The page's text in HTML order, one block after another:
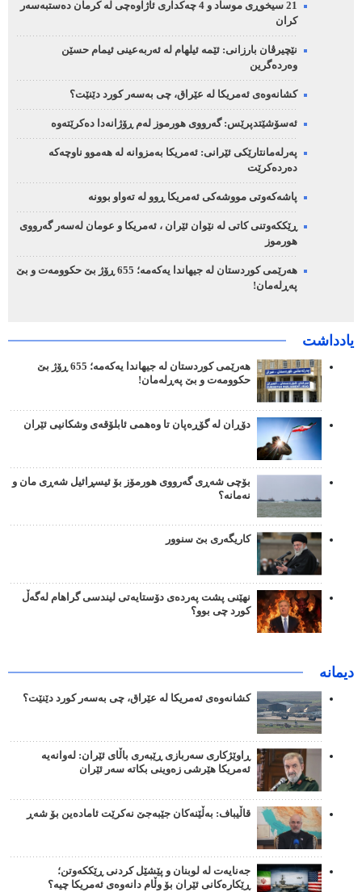
21 سیخوڕی موساد و 4 چەکداری ئاژاوەچی لە کرمان دەستبەسەر
کران
نێچیرڤان بارزانی: ئێمە ئیلهام لە ئەربەعینی ئیمام حسێن
وەردەگرین
کشانەوەی ئەمریکا لە عێراق، چی بەسەر کورد دێنێت؟
ئەسۆشێتدپرێس: گەرووی هورموز لەم ڕۆژانەدا دەکرێتەوە
پەرلەمانتارێکی ئێرانی: ئەمریکا بەمزوانە لە هەموو ناوچەکە
دەردەکرێت
پاشەکەوتی مووشەکی ئەمریکا ڕوو لە تەواو بوونە
ڕێککەوتنی کاتی لە نێوان ئێران ، ئەمریکا و عومان لەسەر گەرووی
هورموز
هەرێمی کوردستان لە جیهاندا یەکەمە؛ 655 ڕۆژ بێ حکوومەت و بێ
پەڕلەمان!
یادداشت
هەرێمی کوردستان لە جیهاندا یەکەمە؛ 655 ڕۆژ بێ
حکوومەت و بێ پەڕلەمان!
دۆڕان لە گۆڕەپان تا وەهمی ئابلۆقەی وشکانیی ئێران
بۆچی شەڕی گەرووی هورمۆز بۆ ئیسڕائیل شەڕی مان و
نەمانە؟
کاریگەری بێ سنوور
نهێنی پشت پەردەی دۆستایەتی لیندسی گراهام لەگەڵ
کورد چی بوو؟
دیمانە
کشانەوەی ئەمریکا لە عێراق، چی بەسەر کورد دێنێت؟
ڕاوێژکاری سەربازی ڕێبەری باڵای ئێران: لەوانەیە
ئەمریکا هێرشی زەوینی بکاتە سەر ئێران
قاڵیباف: بەڵێنەکان جێبەجێ نەکرێت ئامادەین بۆ شەڕ
جەنایەت لە لوبنان و پێشێل کردنی ڕێککەوتن؛
ڕێکارەکانی ئێران بۆ وڵام دانەوەی ئەمریکا چیە؟